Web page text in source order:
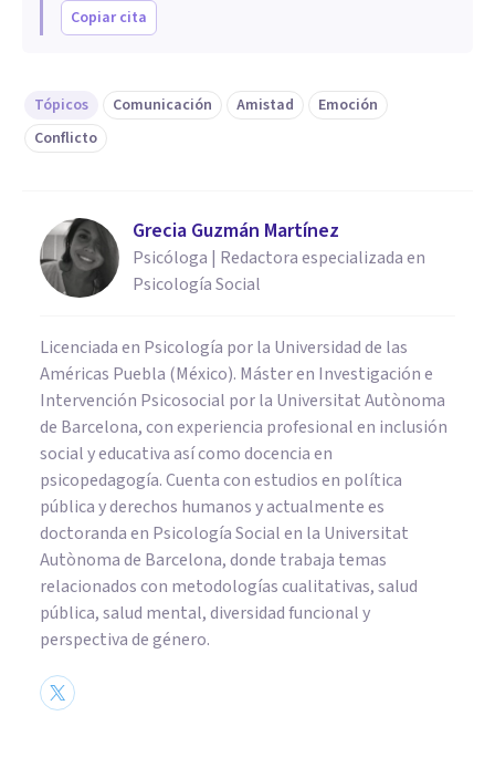
Copiar cita
Tópicos Comunicación Amistad
Emoción
Conflicto
Grecia Guzmán Martínez
Psicóloga | Redactora especializada en
Psicología Social
Licenciada en Psicología por la Universidad de las
Américas Puebla (México). Máster en Investigación e
Intervención Psicosocial por la Universitat Autònoma
de Barcelona, con experiencia profesional en inclusión
social y educativa así como docencia en
psicopedagogía. Cuenta con estudios en política
pública y derechos humanos y actualmente es
doctoranda en Psicología Social en la Universitat
Autònoma de Barcelona, donde trabaja temas
relacionados con metodologías cualitativas, salud
pública, salud mental, diversidad funcional y
perspectiva de género.